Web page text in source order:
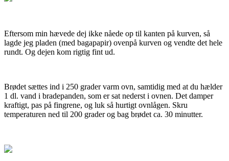
Eftersom min hævede dej ikke nåede op til kanten på kurven, så
lagde jeg pladen (med bagapapir) ovenpå kurven og vendte det hele
rundt. Og dejen kom rigtig fint ud.
Brødet sættes ind i 250 grader varm ovn, samtidig med at du hælder
1 dl. vand i bradepanden, som er sat nederst i ovnen. Det damper
kraftigt, pas på fingrene, og luk så hurtigt ovnlågen. Skru
temperaturen ned til 200 grader og bag brødet ca. 30 minutter.